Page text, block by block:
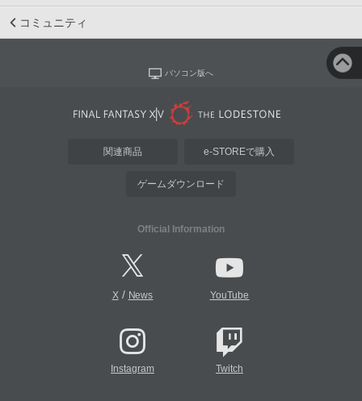
コミュニティ
パソコン版へ
関連商品 e-STOREで購入
ゲームダウンロード
Official Information
X/ News YouTube
Instagram Twitch